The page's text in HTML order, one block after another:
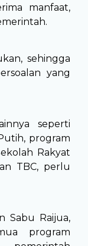
manfaat,
sehingga
yang
seperti
program
Rakyat
TBC, perlu
Sabu Raijua,
program